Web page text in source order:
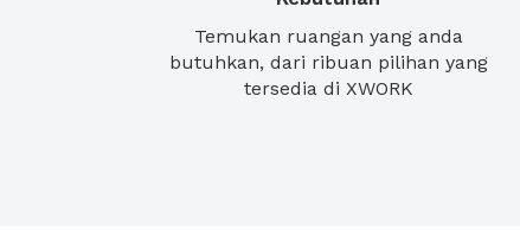
Temukan ruangan yang anda
butuhkan, dari ribuan pilihan yang
tersedia di XWORK